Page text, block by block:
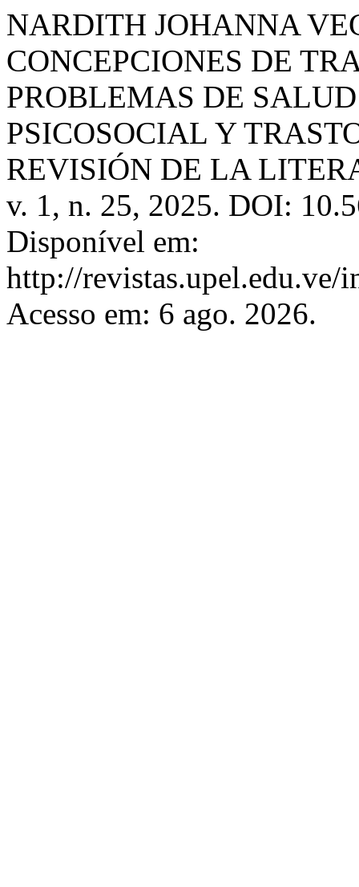
NARDITH JOHANNA
CONCEPCIONES DE
PROBLEMAS DE
PSICOSOCIAL Y
REVISIÓN DE LA
v. 1, n. 25, 2025. DOI:
Disponível em:
http://
Acesso em: 6 ago. 2026.